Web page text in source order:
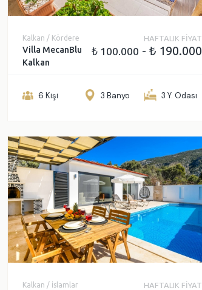
Kalkan / Kördere
Villa MecanBlu
Kalkan
HAFTALIK FİYAT
₺ 100.000 - ₺ 190.000
6 Kişi 3 Banyo 3 Y. Odası
Kalkan / İslamlar HAFTALIK FİYAT